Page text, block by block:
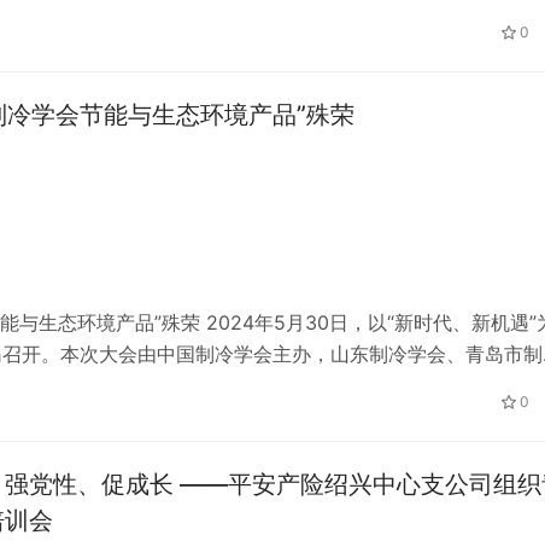
和包装,推崇以天然动植物作为原材料,主攻成人营养滋补、婴
0
学会节能与生态环境产品”殊荣
与生态环境产品”殊荣 2024年5月30日，以“新时代、新机遇”
开。本次大会由中国制冷学会主办，山东制冷学会、青岛市制
国设备管理协会建筑机电设备维修安装企业能力等级工作办公
0
强党性、促成长 ——平安产险绍兴中心支公司组
会